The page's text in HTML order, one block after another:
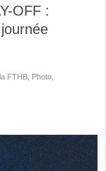
OFF :
FTHB Photo